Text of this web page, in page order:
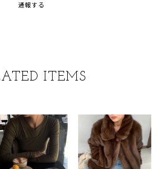
通報する
ITEMS